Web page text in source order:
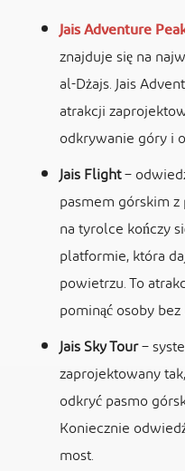
Jais Adventure
znajduje się na
al-Dżajs. Jais
atrakcji
odkrywanie góry i
Jais Flight–
pasmem górskim z
na tyrolce kończy
platformie, która
powietrzu. To
pominąć osoby
Jais Sky Tour–
zaprojektowany
odkryć pasmo
Koniecznie
most.